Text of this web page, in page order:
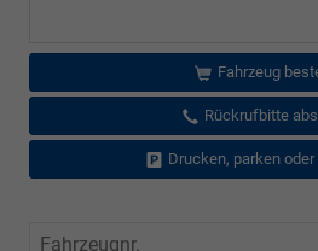
Fahrzeug
Rückrufbitte
Drucken, parken
Fahrzeugnr.